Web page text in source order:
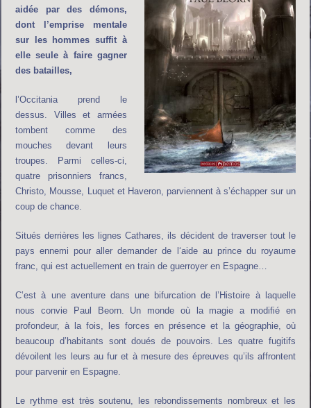
aidée par des démons,
dont l’emprise mentale
sur les hommes suffit à
elle seule à faire gagner
des batailles,
l’Occitania prend le
dessus. Villes et armées
tombent comme des
mouches devant leurs
troupes. Parmi celles-ci,
quatre prisonniers francs,
Christo, Mousse, Luquet et Haveron, parviennent à s’échapper sur un
coup de chance.
Situés derrières les lignes Cathares, ils décident de traverser tout le
pays ennemi pour aller demander de l‘aide au prince du royaume
franc, qui est actuellement en train de guerroyer en Espagne…
C’est à une aventure dans une bifurcation de l’Histoire à laquelle
nous convie Paul Beorn. Un monde où la magie a modifié en
profondeur, à la fois, les forces en présence et la géographie, où
beaucoup d’habitants sont doués de pouvoirs. Les quatre fugitifs
dévoilent les leurs au fur et à mesure des épreuves qu’ils affrontent
pour parvenir en Espagne.
Le rythme est très soutenu, les rebondissements nombreux et les